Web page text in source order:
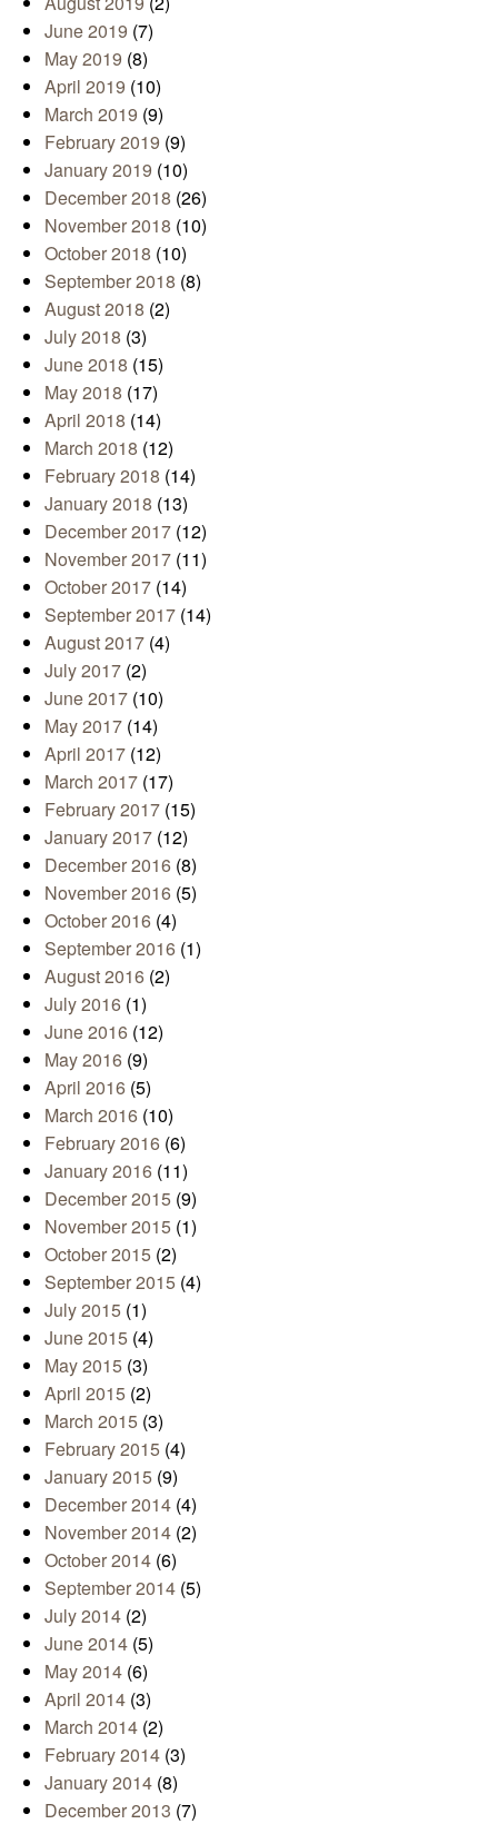
June 2019 (7)
May 2019 (8)
April 2019 (10)
March 2019 (9)
February 2019 (9)
January 2019 (10)
December 2018 (26)
November 2018 (10)
October 2018 (10)
September 2018 (8)
August 2018 (2)
July 2018 (3)
June 2018 (15)
May 2018 (17)
April 2018 (14)
March 2018 (12)
February 2018 (14)
January 2018 (13)
December 2017 (12)
November 2017 (11)
October 2017 (14)
September 2017 (14)
August 2017 (4)
July 2017 (2)
June 2017 (10)
May 2017 (14)
April 2017 (12)
March 2017 (17)
February 2017 (15)
January 2017 (12)
December 2016 (8)
November 2016 (5)
October 2016 (4)
September 2016 (1)
August 2016 (2)
July 2016 (1)
June 2016 (12)
May 2016 (9)
April 2016 (5)
March 2016 (10)
February 2016 (6)
January 2016 (11)
December 2015 (9)
November 2015 (1)
October 2015 (2)
September 2015 (4)
July 2015 (1)
June 2015 (4)
May 2015 (3)
April 2015 (2)
March 2015 (3)
February 2015 (4)
January 2015 (9)
December 2014 (4)
November 2014 (2)
October 2014 (6)
September 2014 (5)
July 2014 (2)
June 2014 (5)
May 2014 (6)
April 2014 (3)
March 2014 (2)
February 2014 (3)
January 2014 (8)
December 2013 (7)